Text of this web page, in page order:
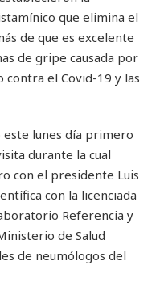
que elimina el
de que es excelente
de gripe causada por
el Covid-19 y las
lunes día primero
durante la cual
con el presidente Luis
con la licenciada
Referencia y
de Salud
de neumólogos del